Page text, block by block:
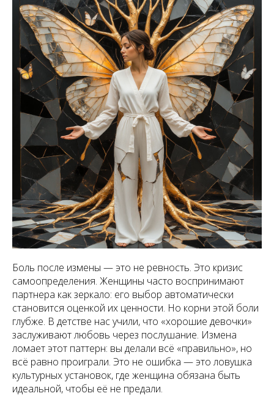
Боль после измены — это не ревность. Это кризис
самоопределения. Женщины часто воспринимают
партнера как зеркало: его выбор автоматически
становится оценкой их ценности. Но корни этой боли
глубже. В детстве нас учили, что «хорошие девочки»
заслуживают любовь через послушание. Измена
ломает этот паттерн: вы делали всё «правильно», но
всё равно проиграли. Это не ошибка — это ловушка
культурных установок, где женщина обязана быть
идеальной, чтобы её не предали.